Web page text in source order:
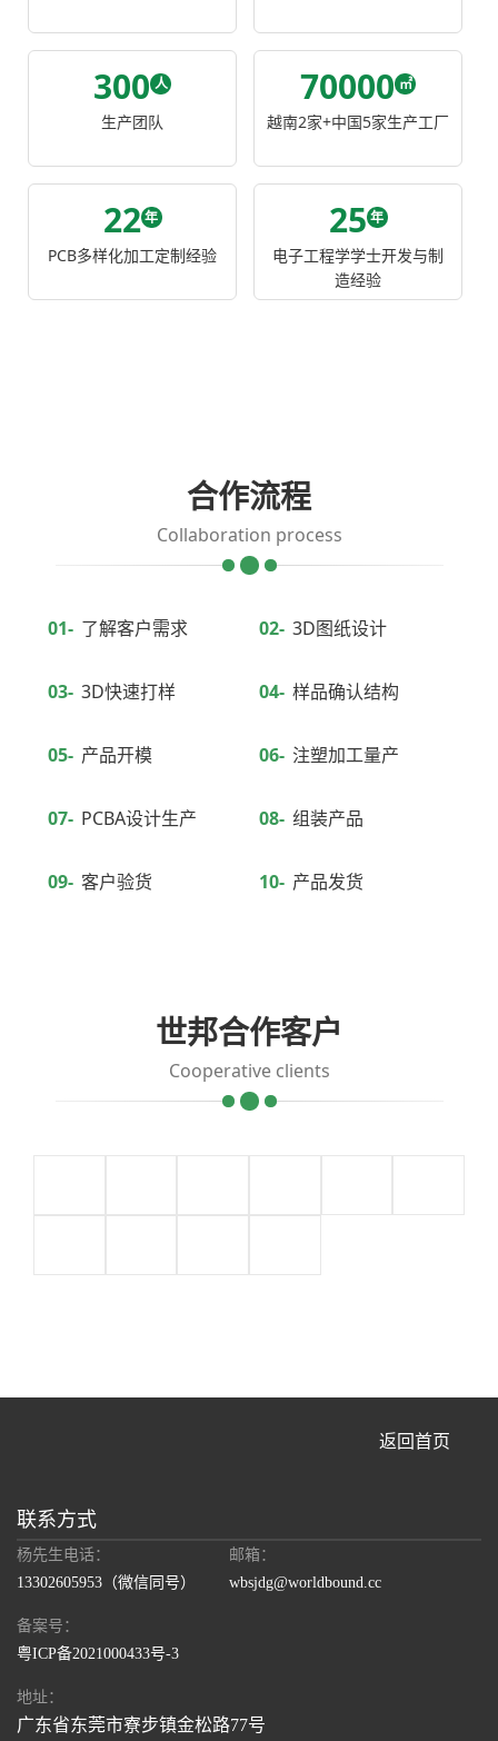
300 人
生产团队
70000 ㎡
越南2家+中国5家生产工厂
22 年
PCB多样化加工定制经验
25 年
电子工程学学士开发与制
造经验
合作流程
Collaboration process
01- 了解客户需求 02- 3D图纸设计
03- 3D快速打样 04- 样品确认结构
05- 产品开模 06- 注塑加工量产
07- PCBA设计生产 08- 组装产品
09- 客户验货 10- 产品发货
世邦合作客户
Cooperative clients
返回首页
联系方式
杨先生电话：
13302605953 （微信同号）
邮箱：
wbsjdg@worldbound.cc
备案号：
粤ICP备2021000433号-3
地址：
广东省东莞市寮步镇金松路77号